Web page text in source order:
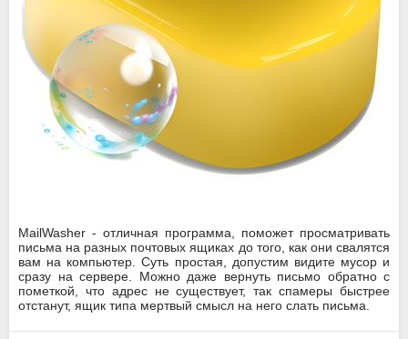
MailWasher - отличная программа, поможет просматривать
письма на разных почтовых ящиках до того, как они свалятся
вам на компьютер. Суть простая, допустим видите мусор и
сразу на сервере. Можно даже вернуть письмо обратно с
пометкой, что адрес не существует, так спамеры быстрее
отстанут, ящик типа мертвый смысл на него слать письма.